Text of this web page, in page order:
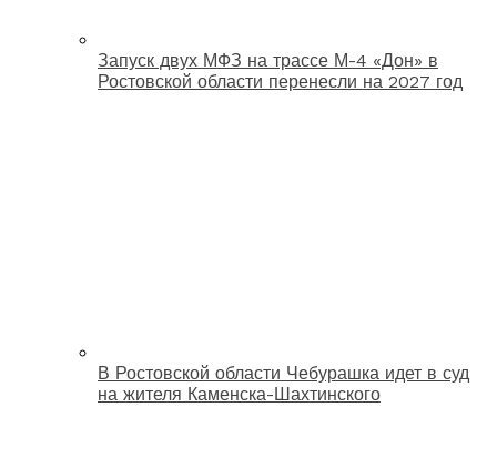
Запуск двух МФЗ на трассе М-4 «Дон» в
Ростовской области перенесли на 2027 год
В Ростовской области Чебурашка идет в суд
на жителя Каменска-Шахтинского